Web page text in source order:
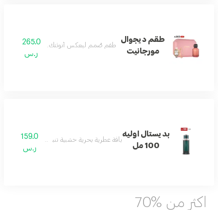
طقم ديجوال
مورجانيت
طقم صُمم ليعكس أنوثتك بكل تفاصيلها
265.0
ر.س
بديستال اوليه
100 مل
باقة عطرية بحرية خشبية تنبض بالانتعاش
159.0
ر.س
اكثر من %70